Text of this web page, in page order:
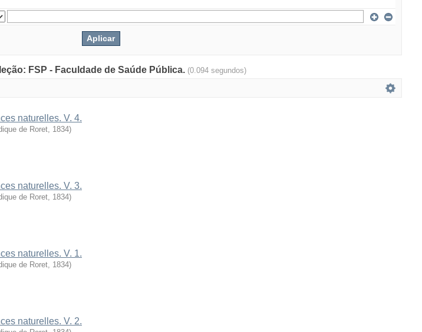
FSP - Faculdade de Saúde Pública. (0.094 segundos)
naturelles. V. 4.
de Roret, 1834)
naturelles. V. 3.
de Roret, 1834)
naturelles. V. 1.
de Roret, 1834)
naturelles. V. 2.